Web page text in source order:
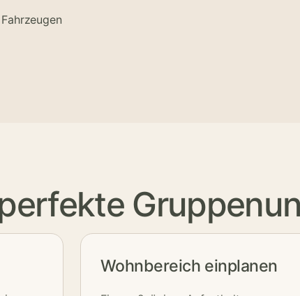
Wohnbereich einplanen